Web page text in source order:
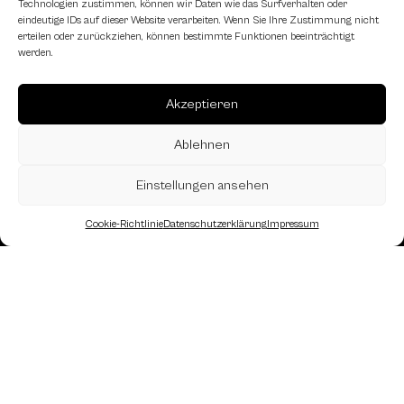
Technologien zustimmen, können wir Daten wie das Surfverhalten oder
eindeutige IDs auf dieser Website verarbeiten. Wenn Sie Ihre Zustimmung nicht
erteilen oder zurückziehen, können bestimmte Funktionen beeinträchtigt
werden.
Akzeptieren
Ablehnen
Einstellungen ansehen
Cookie-RichtlinieDatenschutzerklärungImpressum